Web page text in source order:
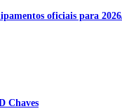
oficiais para
Chaves